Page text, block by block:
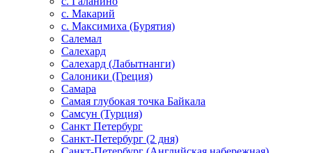
с. Макарий
с. Максимиха (Бурятия)
Салемал
Салехард
Салехард (Лабытнанги)
Салоники (Греция)
Самара
Самая глубокая точка Байкала
Самсун (Турция)
Санкт Петербург
Санкт-Петербург (2 дня)